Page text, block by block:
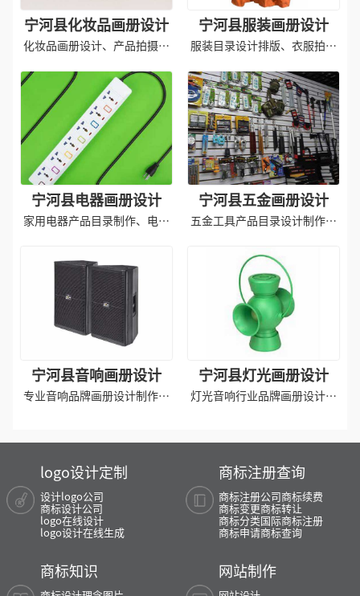
宁河县化妆品画册设计
化妆品画册设计、产品拍摄、
宁河县服装画册设计
服装目录设计排版、衣服拍摄
宁河县电器画册设计
家用电器产品目录制作、电器
宁河县五金画册设计
五金工具产品目录设计制作排
宁河县音响画册设计
专业音响品牌画册设计制作排
宁河县灯光画册设计
灯光音响行业品牌画册设计制
logo设计定制
设计logo公司
商标设计公司
logo在线设计
logo设计在线生成
商标注册查询
商标注册公司商标续费
商标变更商标转让
商标分类国际商标注册
商标申请商标查询
商标知识 网站制作